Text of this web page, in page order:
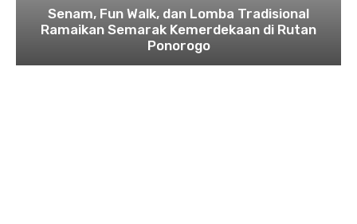
Senam, Fun Walk, dan Lomba Tradisional
Ramaikan Semarak Kemerdekaan di Rutan
Ponorogo